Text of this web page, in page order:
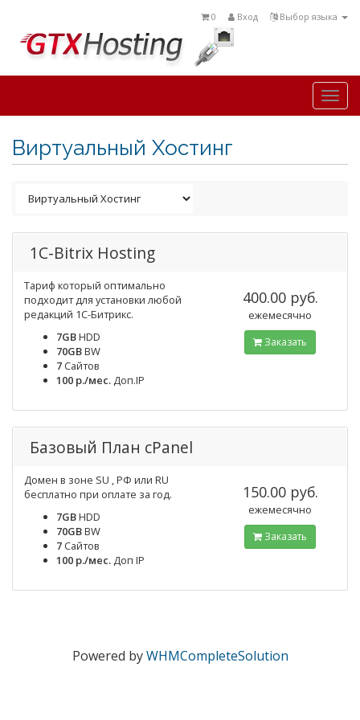
Выбор языка
Вход
0
Виртуальный Хостинг
1C-Bitrix Hosting
Тариф который оптимально
подходит для установки любой
редакций 1С-Битрикс.
7GBHDD
70GBBW
7 Cайтов
100 р./мес. Доп.IP
400.00 руб.
ежемесячно
Заказать
Базовый План cPanel
Домен в зоне SU , РФ или RU
бесплатно при оплате за год.
7GBHDD
70GBBW
7 Cайтов
100 р./мес. Доп IP
150.00 руб.
ежемесячно
Заказать
Powered byWHMCompleteSolution